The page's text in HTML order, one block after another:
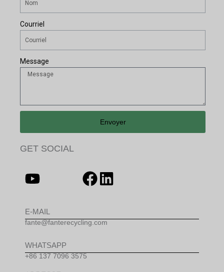
Courriel
Message
Envoyer
GET SOCIAL
E-MAIL
fante@fanterecycling.com
WHATSAPP
+86 137 7096 3575